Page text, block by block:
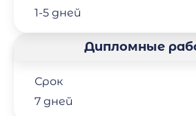
1-5 дней
Дипломные
Срок
7 дней